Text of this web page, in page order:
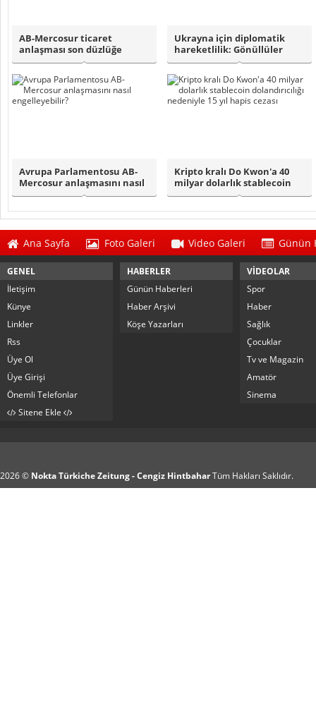
AB-Mercosur ticaret
anlaşması son düzlüğe
giriyor: Hangi ülk..
Ukrayna için diplomatik
hareketlilik: Gönüllüler
Koalisyonu'..
Avrupa Parlamentosu AB-
Mercosur anlaşmasını nasıl
engelleyeb..
Kripto kralı Do Kwon'a 40
milyar dolarlık stablecoin
dolandı..
Ana Sayfa Foto Galeri Video Galeri Günün
GENEL
İletişim
Künye
Linkler
Rss
Üye Ol
Üye Girişi
Önemli Telefonlar
Sitene Ekle
HABERLER
Günün Haberleri
Haber Arşivi
Köşe Yazarları
VİDEOLAR
Spor
Haber
Sağlık
Çocuklar
Tv ve Magazin
Amatör
Sinema
2026 © Nokta Türkiche Zeitung - Cengiz HintbaharTüm Hakları Saklıdır.